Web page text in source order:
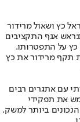
כץ ושאול מרידור
ראש אגף התקציבים
כץ על התפטרותו.
ההתפטרות תקף מרידור את כץ
עם אתגרים רבים
את תפקידי
ביותר למשק,